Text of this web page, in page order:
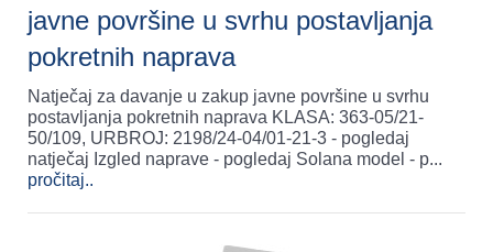
javne površine u svrhu postavljanja
pokretnih naprava
Natječaj za davanje u zakup javne površine u svrhu
postavljanja pokretnih naprava KLASA: 363-05/21-
50/109, URBROJ: 2198/24-04/01-21-3 - pogledaj
natječaj Izgled naprave - pogledaj Solana model - p...
pročitaj..